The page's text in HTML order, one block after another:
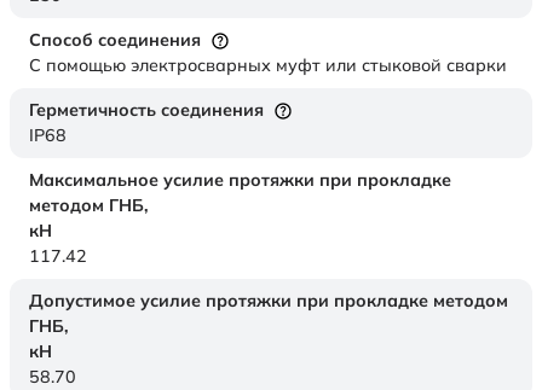
Способ соединения
С помощью электросварных муфт или стыковой сварки
Герметичность соединения
IP68
Максимальное усилие протяжки при прокладке
методом ГНБ,
кН
117.42
Допустимое усилие протяжки при прокладке методом
ГНБ,
кН
58.70